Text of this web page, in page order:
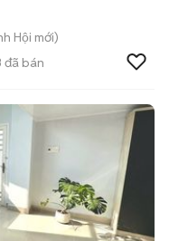
Hội mới)
đã bán